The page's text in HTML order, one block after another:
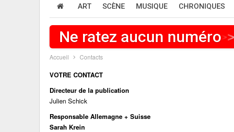
ART SCÈNE MUSIQUE CHRONIQUES
Ne ratez aucun numéro>
Accueil Contacts
VOTRE CONTACT
Directeur de la publication
Julien Schick
Responsable Allemagne + Suisse
Sarah Krein